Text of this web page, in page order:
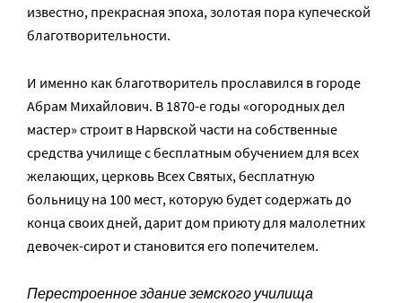
известно, прекрасная эпоха, золотая пора купеческой
благотворительности.
И именно как благотворитель прославился в городе
Абрам Михайлович. В 1870-е годы «огородных дел
мастер» строит в Нарвской части на собственные
средства училище с бесплатным обучением для всех
желающих, церковь Всех Святых, бесплатную
больницу на 100 мест, которую будет содержать до
конца своих дней, дарит дом приюту для малолетних
девочек-сирот и становится его попечителем.
Перестроенное здание земского училища